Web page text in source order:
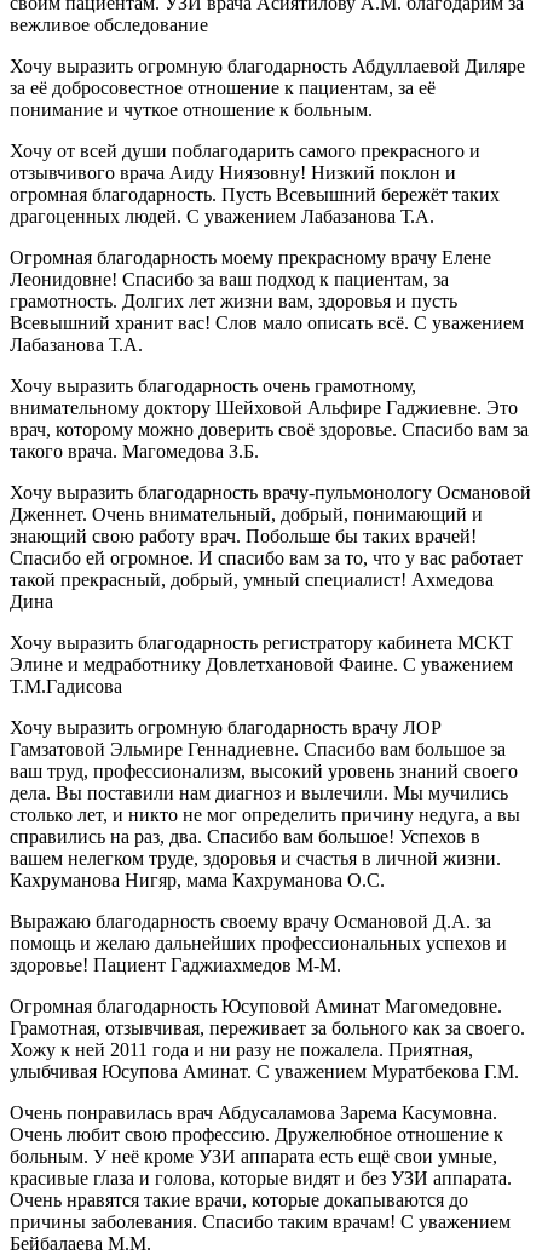
вежливое обследование
Хочу выразить огромную благодарность Абдуллаевой Диляре
за её добросовестное отношение к пациентам, за её
понимание и чуткое отношение к больным.
Хочу от всей души поблагодарить самого прекрасного и
отзывчивого врача Аиду Ниязовну! Низкий поклон и
огромная благодарность. Пусть Всевышний бережёт таких
драгоценных людей. С уважением Лабазанова Т.А.
Огромная благодарность моему прекрасному врачу Елене
Леонидовне! Спасибо за ваш подход к пациентам, за
грамотность. Долгих лет жизни вам, здоровья и пусть
Всевышний хранит вас! Слов мало описать всё. С уважением
Лабазанова Т.А.
Хочу выразить благодарность очень грамотному,
внимательному доктору Шейховой Альфире Гаджиевне. Это
врач, которому можно доверить своё здоровье. Спасибо вам за
такого врача. Магомедова З.Б.
Хочу выразить благодарность врачу-пульмонологу Османовой
Дженнет. Очень внимательный, добрый, понимающий и
знающий свою работу врач. Побольше бы таких врачей!
Спасибо ей огромное. И спасибо вам за то, что у вас работает
такой прекрасный, добрый, умный специалист! Ахмедова
Дина
Хочу выразить благодарность регистратору кабинета МСКТ
Элине и медработнику Довлетхановой Фаине. С уважением
Т.М.Гадисова
Хочу выразить огромную благодарность врачу ЛОР
Гамзатовой Эльмире Геннадиевне. Спасибо вам большое за
ваш труд, профессионализм, высокий уровень знаний своего
дела. Вы поставили нам диагноз и вылечили. Мы мучились
столько лет, и никто не мог определить причину недуга, а вы
справились на раз, два. Спасибо вам большое! Успехов в
вашем нелегком труде, здоровья и счастья в личной жизни.
Кахруманова Нигяр, мама Кахруманова О.С.
Выражаю благодарность своему врачу Османовой Д.А. за
помощь и желаю дальнейших профессиональных успехов и
здоровье! Пациент Гаджиахмедов М-М.
Огромная благодарность Юсуповой Аминат Магомедовне.
Грамотная, отзывчивая, переживает за больного как за своего.
Хожу к ней 2011 года и ни разу не пожалела. Приятная,
улыбчивая Юсупова Аминат. С уважением Муратбекова Г.М.
Очень понравилась врач Абдусаламова Зарема Касумовна.
Очень любит свою профессию. Дружелюбное отношение к
больным. У неё кроме УЗИ аппарата есть ещё свои умные,
красивые глаза и голова, которые видят и без УЗИ аппарата.
Очень нравятся такие врачи, которые докапываются до
причины заболевания. Спасибо таким врачам! С уважением
Бейбалаева М.М.